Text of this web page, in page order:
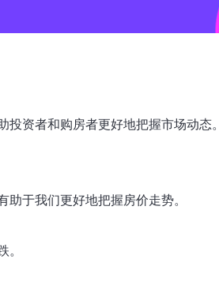
资者和购房者更好地把握市场动态。
于我们更好地把握房价走势。
。